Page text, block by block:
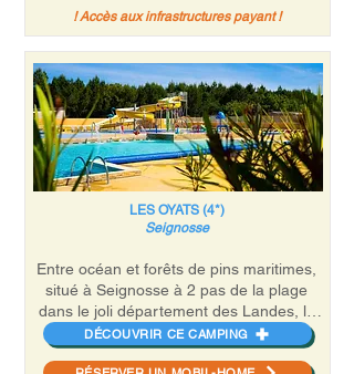
ressourcer.
enfants, le Lac des Rêves d’une grande
aire de jeux et d’un complexe aquatique
composé de 2 piscines chauffées, de
toboggans, d’une pataugeoire et d’une
piscine à bulles. De 1 à 14 ans, les
enfants et ados peuvent se retrouver
dans les clubs encadrés par une équipe
d’animateurs, l’occasion rêvée pour
tisser des liens et s’amuser.
! Accès aux infrastructures payant !
LES OYATS (4*)
Seignosse
Entre océan et forêts de pins maritimes,
situé à Seignosse à 2 pas de la plage
dans le joli département des Landes, le
camping 4* Les Oyats est une
destination balnéaire par excellence.
DÉCOUVRIR CE CAMPING